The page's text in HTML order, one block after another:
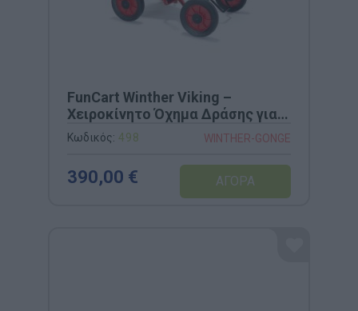
FunCart Winther Viking –
Χειροκίνητο Όχημα Δράσης για
Παιδιά 4-8 Ετών (Κωδ. 498)
Κωδικός: 498 WINTHER-GONGE
390,00 €